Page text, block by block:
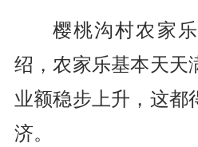
樱桃沟村农家
绍，农家乐基本天天
业额稳步上升，这都
济。